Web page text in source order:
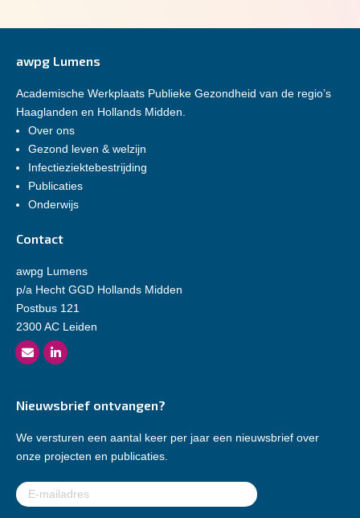
awpg Lumens
Academische Werkplaats Publieke Gezondheid van de regio’s
Haaglanden en Hollands Midden.
Over ons
Gezond leven & welzijn
Infectieziektebestrijding
Publicaties
Onderwijs
Contact
awpg Lumens
p/a Hecht GGD Hollands Midden
Postbus 121
2300 AC Leiden
Nieuwsbrief ontvangen?
We versturen een aantal keer per jaar een nieuwsbrief over
onze projecten en publicaties.
E-
mailadres(Vereist)